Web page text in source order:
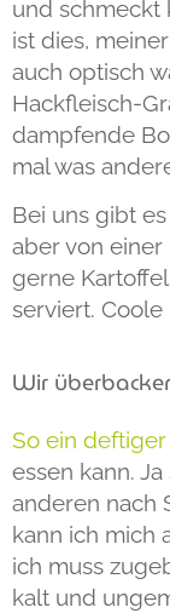
und schmeckt
ist dies,
auch optisch
Hackfleisch-
dampfende
mal was
Bei uns gibt
aber von einer
gerne
serviert. Coole
Wir
So ein
essen kann.
anderen nach
kann ich mich
ich muss
kalt und